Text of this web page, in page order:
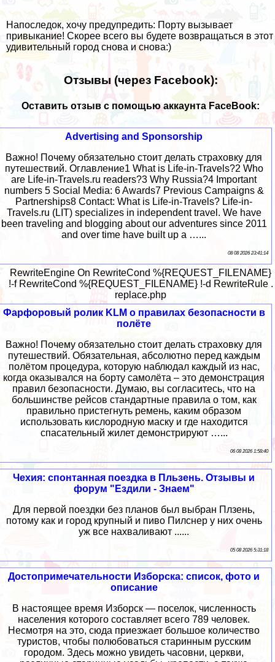
Напоследок, хочу предупредить: Порту вызывает
привыкание! Скорее всего вы будете возвращаться в этот
удивительный город снова и снова:)
Отзывы (через Facebook):
Оставить отзыв с помощью аккаунта FaceBook:
Advertising and Sponsorship
Важно! Почему обязательно стоит делать страховку для
путешествий. Оглавление1 What is Life-in-Travels?2 Who
are Life-in-Travels.ru readers?3 Why Russia?4 Important
numbers 5 Social Media: 6 Awards7 Previous Campaigns &
Partnerships8 Contact: What is Life-in-Travels? Life-in-
Travels.ru (LIT) specializes in independent travel. We have
been traveling and blogging about our adventures since 2011
and over time have built up a …...
08 08 2026 23:41:14
RewriteEngine On RewriteCond %{REQUEST_FILENAME}
!-f RewriteCond %{REQUEST_FILENAME} !-d RewriteRule .
replace.php
Фарфоровый ролик KLM о правилах безопасности в
полёте
Важно! Почему обязательно стоит делать страховку для
путешествий. Обязательная, абсолютно перед каждым
полётом процедура, которую наблюдал каждый из нас,
когда оказывался на борту самолёта – это демонстрация
правил безопасности. Думаю, вы согласитесь, что на
большинстве рейсов стандартные правила о том, как
правильно пристегнуть ремень, каким образом
использовать кислородную маску и где находится
спасательный жилет демонстрируют …...
06 08 2026 1:58:40
Чехия: спонтанная поездка в Пльзень. Отзывы и
форум "Ездили - Знаем"
Для первой поездки без планов был выбран Плзень,
потому как и город крупный и пиво Пилснер у них очень
уж все нахваливают ......
05 08 2026 5:31:18
Достопримечательности Изборска: список, фото и
описание
В настоящее время Изборск — поселок, численность
населения которого составляет всего 789 человек.
Несмотря на это, сюда приезжает большое количество
туристов, чтобы полюбоваться старинным русским
городом. Здесь можно увидеть часовни, церкви,